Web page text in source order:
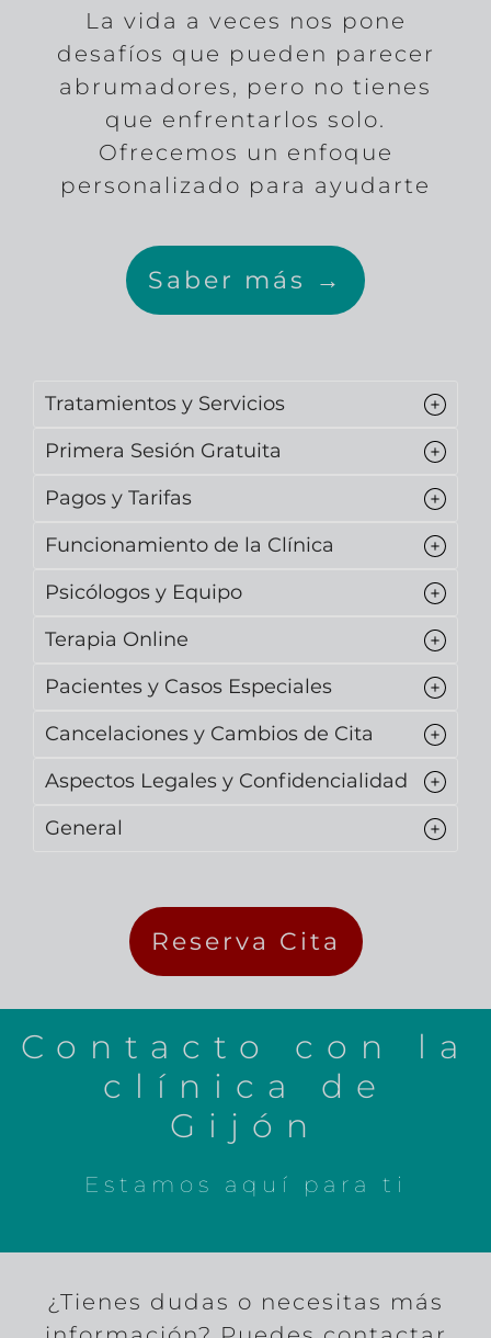
La vida a veces nos pone
desafíos que pueden parecer
abrumadores, pero no tienes
que enfrentarlos solo.
Ofrecemos un enfoque
personalizado para ayudarte
Saber más →
Tratamientos y Servicios
Primera Sesión Gratuita
Pagos y Tarifas
Funcionamiento de la Clínica
Psicólogos y Equipo
Terapia Online
Pacientes y Casos Especiales
Cancelaciones y Cambios de Cita
Aspectos Legales y Confidencialidad
General
Reserva Cita
Contacto con la
clínica de
Gijón
Estamos aquí para ti
¿Tienes dudas o necesitas más